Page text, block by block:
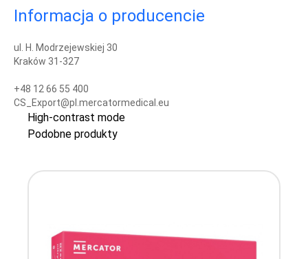
Informacja o producencie
ul. H. Modrzejewskiej 30
Kraków 31-327
+48 12 66 55 400
CS_Export@pl.mercatormedical.eu
High-contrast mode
Podobne produkty